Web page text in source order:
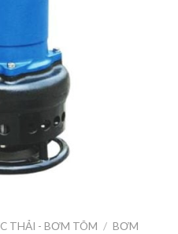
THẢI - BƠM TÕM / BƠM